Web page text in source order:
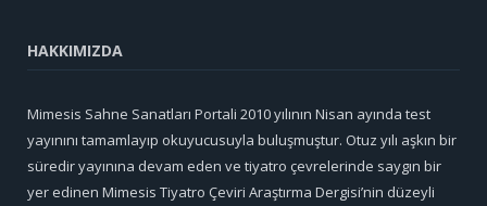
HAKKIMIZDA
Mimesis Sahne Sanatları Portali 2010 yılının Nisan ayında test
yayınını tamamlayıp okuyucusuyla buluşmuştur. Otuz yılı aşkın bir
süredir yayınına devam eden ve tiyatro çevrelerinde saygın bir
yer edinen Mimesis Tiyatro Çeviri Araştırma Dergisi’nin düzeyli